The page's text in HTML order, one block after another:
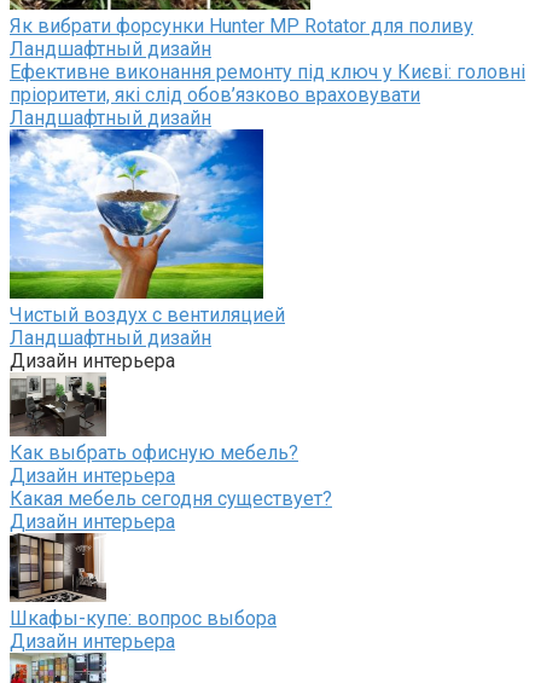
Як вибрати форсунки Hunter MP Rotator для поливу
Ландшафтный дизайн
Ефективне виконання ремонту під ключ у Києві: головні
пріоритети, які слід обов’язково враховувати
Ландшафтный дизайн
Чистый воздух с вентиляцией
Ландшафтный дизайн
Дизайн интерьера
Как выбрать офисную мебель?
Дизайн интерьера
Какая мебель сегодня существует?
Дизайн интерьера
Шкафы-купе: вопрос выбора
Дизайн интерьера